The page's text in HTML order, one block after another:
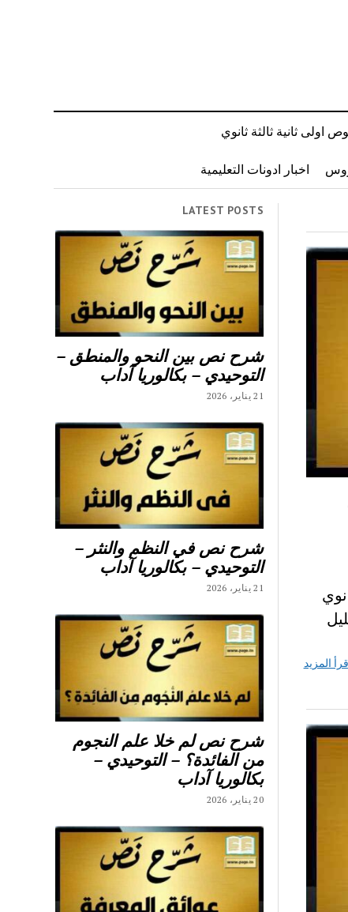
اولى ثانية ثالثة ثانوي
اخبار ادونات التعليمية
زبير التركي محور صور ونصوص 3 ثانوي
المزيد
LATEST POSTS
شرح نص بين النحو والمنطق –
التوحيدي – بكالوريا آداب
21 يناير، 2026
شرح نص في النظم والنثر –
التوحيدي – بكالوريا آداب
21 يناير، 2026
شرح نص لم خلا علم النجوم
من الفائدة؟ – التوحيدي –
بكالوريا آداب
20 يناير، 2026